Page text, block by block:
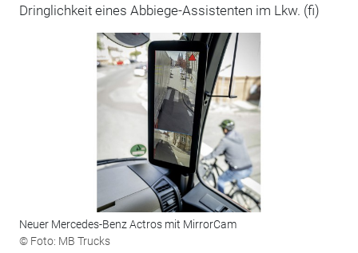
Dringlichkeit eines Abbiege-Assistenten im Lkw. (fi)
Neuer Mercedes-Benz Actros mit MirrorCam
© Foto: MB Trucks